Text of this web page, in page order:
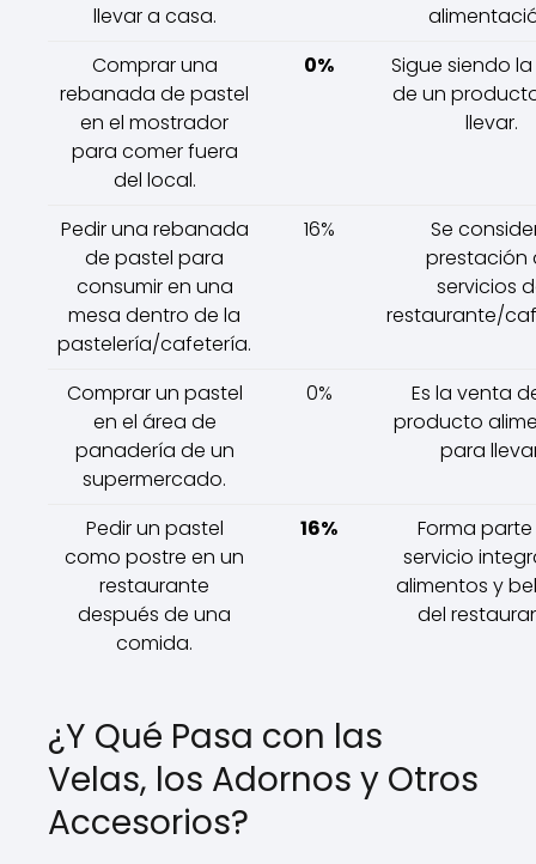
llevar a casa.
Comprar una
rebanada de pastel
en el mostrador
para comer fuera
del local.
0%
Sigue siendo
de un
llevar.
Pedir una rebanada
de pastel para
consumir en una
mesa dentro de la
pastelería/cafetería.
16%
Se
prestación
servicios
restaurante/
Comprar un pastel
en el área de
panadería de un
supermercado.
0%
Es la venta
producto
para
Pedir un pastel
como postre en un
restaurante
después de una
comida.
16%
Forma
servicio
alimentos y
del
¿Y Qué Pasa con las
Velas, los Adornos y Otros
Accesorios?